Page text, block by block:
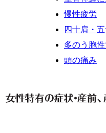
慢性疲労
四十肩・
多のう胞性
頭の痛み